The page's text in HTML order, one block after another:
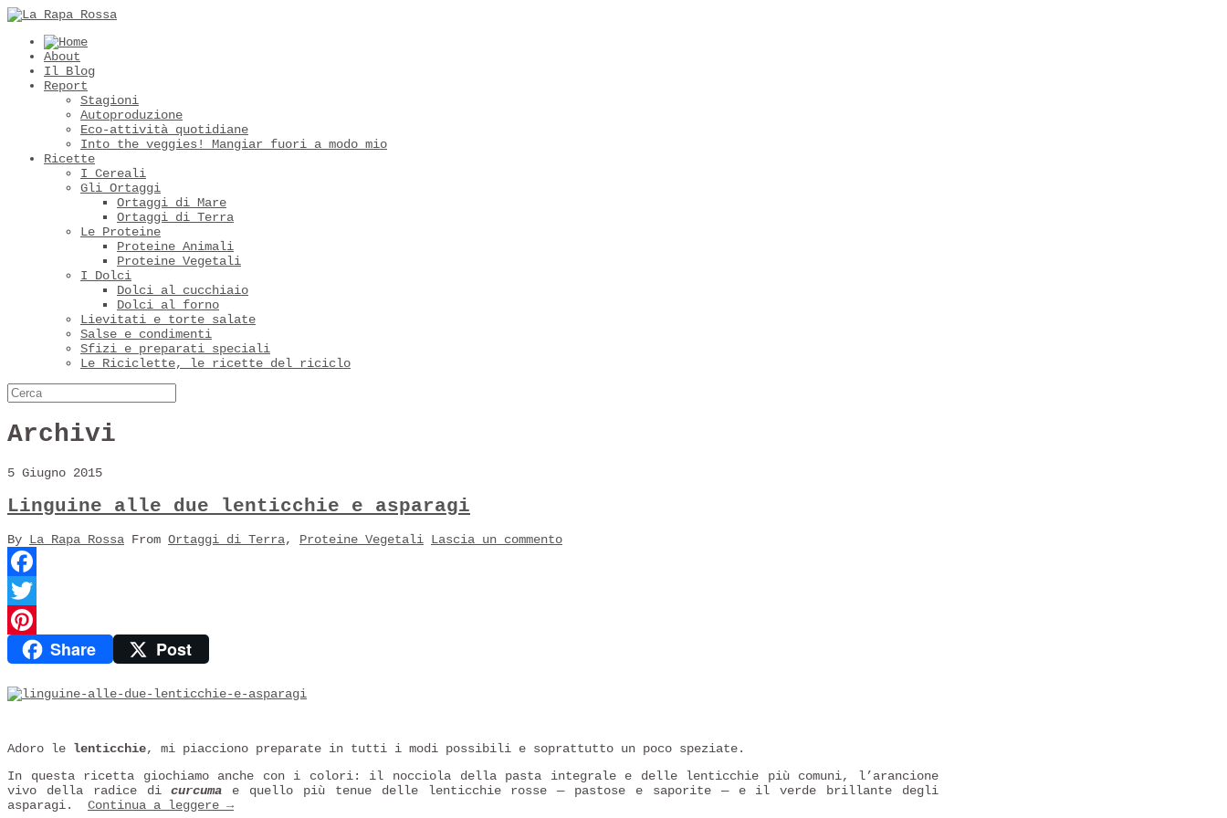
About
Il Blog
Report
Stagioni
Autoproduzione
Eco-attività quotidiane
Into the veggies! Mangiar fuori a modo mio
Ricette
I Cereali
Gli Ortaggi
Ortaggi di Mare
Ortaggi di Terra
Le Proteine
Proteine Animali
Proteine Vegetali
I Dolci
Dolci al cucchiaio
Dolci al forno
Lievitati e torte salate
Salse e condimenti
Sfizi e preparati speciali
Le Riciclette, le ricette del riciclo
Archivi
5 Giugno 2015
Linguine alle due lenticchie e asparagi
By La Rapa Rossa From Ortaggi di Terra, Proteine Vegetali Lascia un commento
Facebook
Twitter
PinterestShare Post
Adoro le lenticchie, mi piacciono preparate in tutti i modi possibili e soprattutto un poco speziate.
In questa ricetta giochiamo anche con i colori: il nocciola della pasta integrale e delle lenticchie più comuni, l’arancione
vivo della radice dicurcuma e quello più tenue delle lenticchie rosse — pastose e saporite — e il verde brillante degli
asparagi. Continua a leggere →